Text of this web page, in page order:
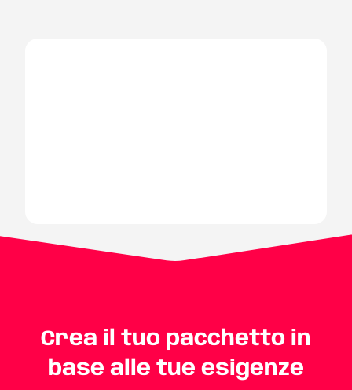
Crea il tuo pacchetto in
base alle tue esigenze